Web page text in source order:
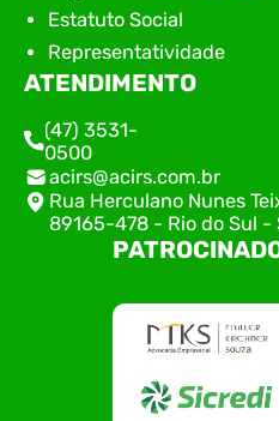
Estatuto Social
Representatividade
ATENDIMENTO
(47) 3531-
0500
acirs@acirs.com.br
Rua Herculano Nunes
89165-478 - Rio do Sul -